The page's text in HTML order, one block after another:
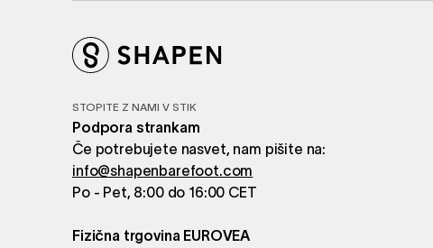
STOPITE Z NAMI V STIK
Podpora strankam
Če potrebujete nasvet, nam pišite na:
info@shapenbarefoot.com
Po - Pet, 8:00 do 16:00 CET
Fizična trgovina EUROVEA